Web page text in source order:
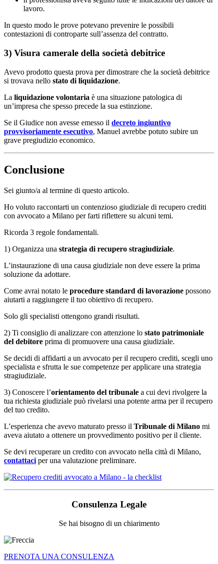
lavoro.
In questo modo le prove potevano prevenire le possibili
contestazioni di controparte sull’assenza del contratto.
3) Visura camerale della società debitrice
Avevo prodotto questa prova per dimostrare che la società debitrice
si trovava nello stato di liquidazione.
La liquidazione volontaria è una situazione patologica di
un’impresa che spesso precede la sua estinzione.
Se il Giudice non avesse emesso il decreto ingiuntivo
provvisoriamente esecutivo, Manuel avrebbe potuto subire un
grave pregiudizio economico.
Conclusione
Sei giunto/a al termine di questo articolo.
Ho voluto raccontarti un contenzioso giudiziale di recupero crediti
con avvocato a Milano per farti riflettere su alcuni temi.
Ricorda 3 regole fondamentali.
1) Organizza una strategia di recupero stragiudiziale.
L’instaurazione di una causa giudiziale non deve essere la prima
soluzione da adottare.
Come avrai notato le procedure standard di lavorazione possono
aiutarti a raggiungere il tuo obiettivo di recupero.
Solo gli specialisti ottengono grandi risultati.
2) Ti consiglio di analizzare con attenzione lo stato patrimoniale
del debitore prima di promuovere una causa giudiziale.
Se decidi di affidarti a un avvocato per il recupero crediti, scegli uno
specialista e sfrutta le sue competenze per applicare una strategia
stragiudiziale.
3) Conoscere l’orientamento del tribunale a cui devi rivolgere la
tua richiesta giudiziale può rivelarsi una potente arma per il recupero
del tuo credito.
L’esperienza che avevo maturato presso il Tribunale di Milano mi
aveva aiutato a ottenere un provvedimento positivo per il cliente.
Se devi recuperare un credito con avvocato nella città di Milano,
contattaci per una valutazione preliminare.
Consulenza Legale
Se hai bisogno di un chiarimento
PRENOTA UNA CONSULENZA